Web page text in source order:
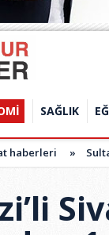
SAĞLIK
haberleri »